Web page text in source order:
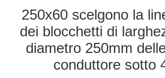
FABBRICA
CONTROLLO
250x60 scelgono la
dei blocchetti di
diametro 250mm
conduttore sotto